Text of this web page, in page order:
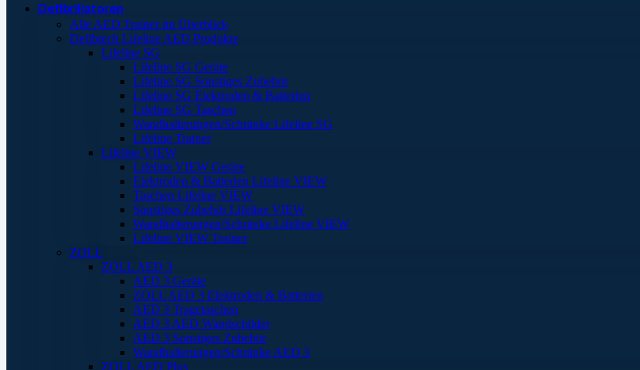
Defibrillatoren
Alle AED Trainer im Überblick
Defibtech Lifeline AED Produkte
Lifeline SG
Lifeline SG Geräte
Lifeline SG Sonstiges Zubehör
Lifeline SG Elektroden & Batterien
Lifeline SG Taschen
Wandhalterungen/Schränke Lifeline SG
Lifeline Trainer
Lifeline VIEW
Lifeline VIEW Geräte
Elektroden & Batterien Lifeline VIEW
Taschen Lifeline VIEW
Sonstiges Zubehör Lifeline VIEW
Wandhalterungen/Schränke Lifeline VIEW
Lifeline VIEW Trainer
ZOLL
ZOLL AED 3
AED 3 Geräte
ZOLL AED 3 Elektroden & Batterien
AED 3 Tragetaschen
AED 3 AED Wandschilder
AED 3 Sonstiges Zubehör
Wandhalterungen/Schränke AED 3
ZOLL AED Plus